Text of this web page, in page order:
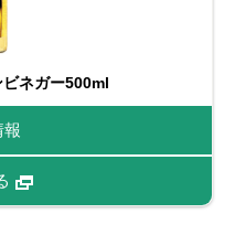
ネガー500ml
報